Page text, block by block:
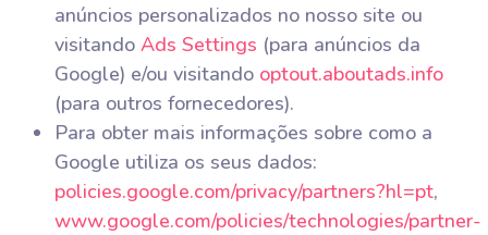
anúncios personalizados no nosso site ou
visitando Ads Settings (para anúncios da
Google) e/ou visitando optout.aboutads.info
(para outros fornecedores).
Para obter mais informações sobre como a
Google utiliza os seus dados:
policies.google.com/privacy/partners?hl=pt,
www.google.com/policies/technologies/partner-